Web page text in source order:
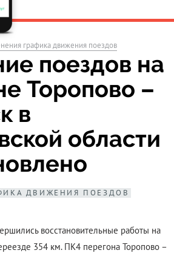
графика движения поездов
поездов на
Торопово –
в
области
ДВИЖЕНИЯ ПОЕЗДОВ
восстановительные работы на
354 км. ПК4 перегона Торопово –